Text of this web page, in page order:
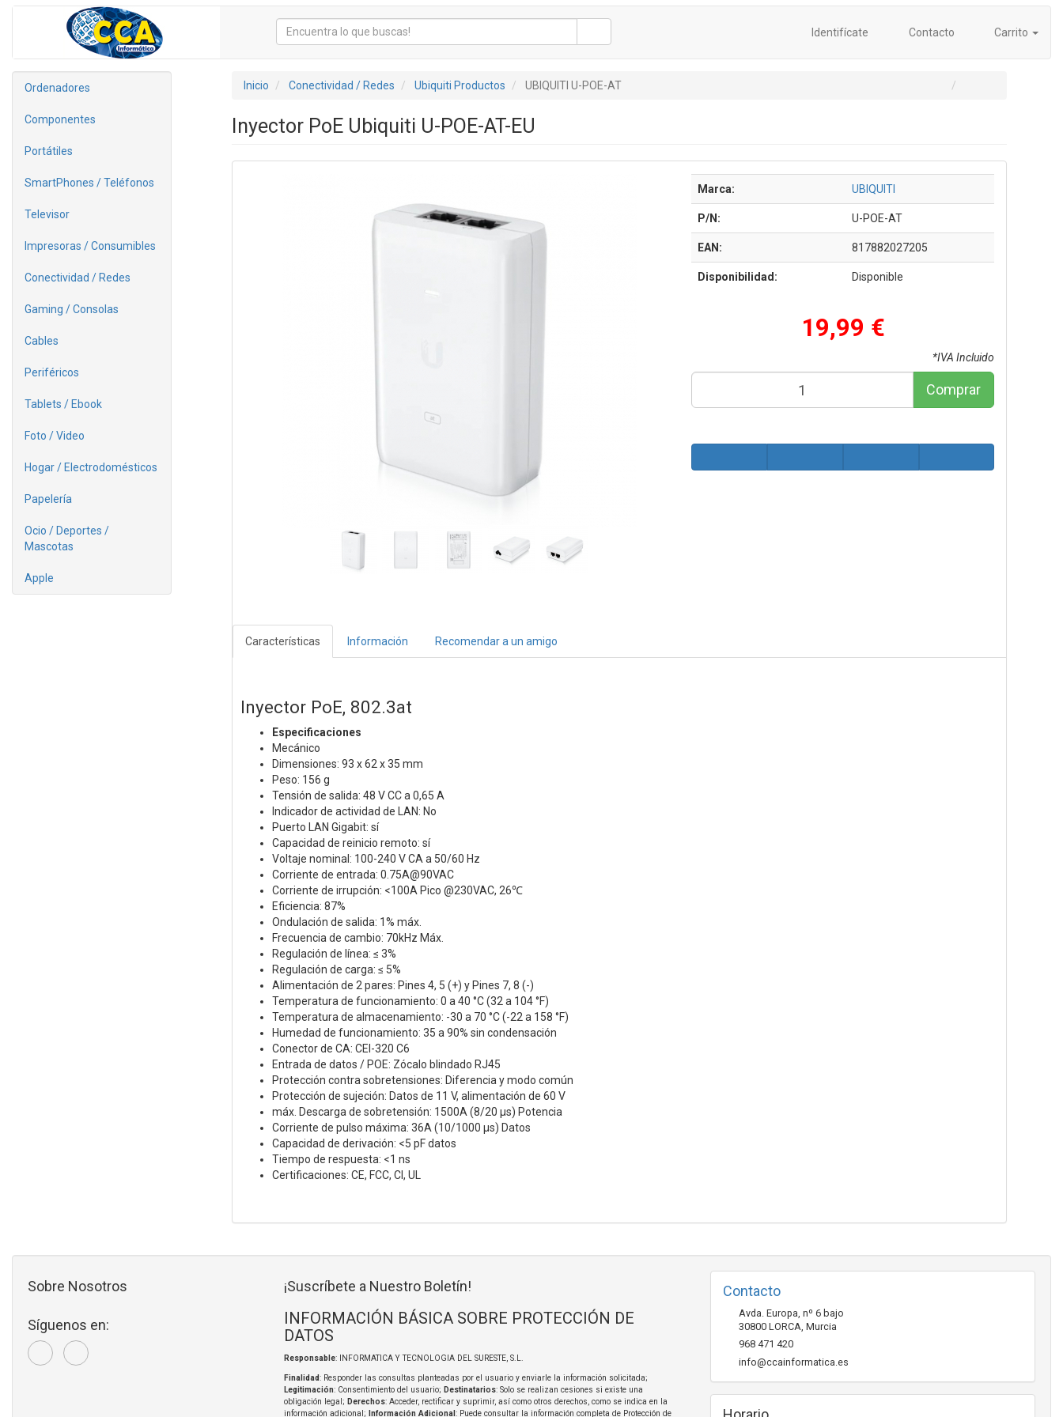
Identifícate Contacto Carrito
Ordenadores
Componentes
Portátiles
SmartPhones / Teléfonos
Televisor
Impresoras / Consumibles
Conectividad / Redes
Gaming / Consolas
Cables
Periféricos
Tablets / Ebook
Foto / Video
Hogar / Electrodomésticos
Papelería
Ocio / Deportes /
Mascotas
Apple
Inicio Conectividad / Redes Ubiquiti Productos UBIQUITI U-POE-AT
Inyector PoE Ubiquiti U-POE-AT-EU
Marca: UBIQUITI
P/N: U-POE-AT
EAN: 817882027205
Disponibilidad: Disponible
19,99 €
*IVA Incluido
Comprar
Características Información Recomendar a un amigo
Inyector PoE, 802.3at
Especificaciones
Mecánico
Dimensiones: 93 x 62 x 35 mm
Peso: 156 g
Tensión de salida: 48 V CC a 0,65 A
Indicador de actividad de LAN: No
Puerto LAN Gigabit: sí
Capacidad de reinicio remoto: sí
Voltaje nominal: 100-240 V CA a 50/60 Hz
Corriente de entrada: 0.75A@90VAC
Corriente de irrupción: <100A Pico @230VAC, 26℃
Eficiencia: 87%
Ondulación de salida: 1% máx.
Frecuencia de cambio: 70kHz Máx.
Regulación de línea: ≤ 3%
Regulación de carga: ≤ 5%
Alimentación de 2 pares: Pines 4, 5 (+) y Pines 7, 8 (-)
Temperatura de funcionamiento: 0 a 40 °C (32 a 104 °F)
Temperatura de almacenamiento: -30 a 70 °C (-22 a 158 °F)
Humedad de funcionamiento: 35 a 90% sin condensación
Conector de CA: CEI-320 C6
Entrada de datos / POE: Zócalo blindado RJ45
Protección contra sobretensiones: Diferencia y modo común
Protección de sujeción: Datos de 11 V, alimentación de 60 V
máx. Descarga de sobretensión: 1500A (8/20 μs) Potencia
Corriente de pulso máxima: 36A (10/1000 μs) Datos
Capacidad de derivación: <5 pF datos
Tiempo de respuesta: <1 ns
Certificaciones: CE, FCC, CI, UL
Sobre Nosotros
Síguenos en:
¡Suscríbete a Nuestro Boletín!
INFORMACIÓN BÁSICA SOBRE PROTECCIÓN DE
DATOS
Responsable: INFORMATICA Y TECNOLOGIA DEL SURESTE, S.L.
Finalidad: Responder las consultas planteadas por el usuario y enviarle la información solicitada;
Legitimación: Consentimiento del usuario; Destinatarios: Solo se realizan cesiones si existe una
obligación legal; Derechos: Acceder, rectificar y suprimir, así como otros derechos, como se indica en la
información adicional;
Información Adicional : Puede consultar la información completa de Protección de
Contacto
Avda. Europa, nº 6 bajo
30800 LORCA, Murcia
968 471 420
info@ccainformatica.es